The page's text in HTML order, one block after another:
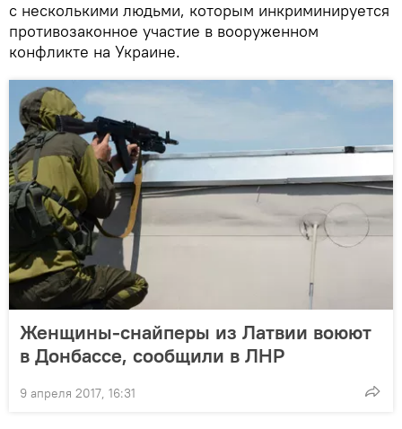
с несколькими людьми, которым инкриминируется
противозаконное участие в вооруженном
конфликте на Украине.
Женщины-снайперы из Латвии воюют
в Донбассе, сообщили в ЛНР
9 апреля 2017, 16:31